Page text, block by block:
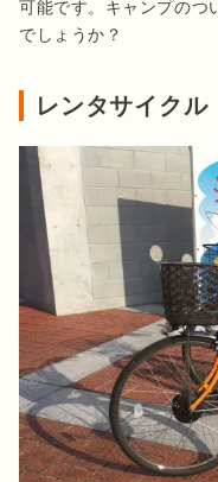
可能です。キャンプのつ
でしょうか？
レンタサイクル